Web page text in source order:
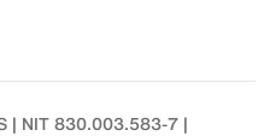
| NIT 830.003.583-7 |